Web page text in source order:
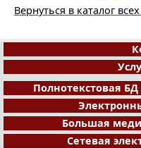
Вернуться в каталог
Полнотекстовая
Большая
Сетевая